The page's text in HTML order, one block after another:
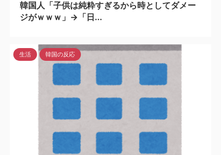
韓国人「子供は純粋すぎるから時としてダメー
ジがｗｗｗ」→「日...
生活 韓国の反応